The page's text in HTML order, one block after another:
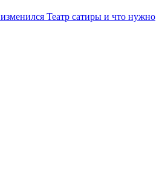
Театр сатиры и что нужно